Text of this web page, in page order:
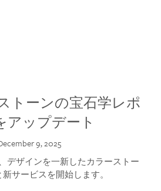
トーンの宝石学レポ
アップデート
9, 2025
デザインを一新したカラーストー
サービスを開始します。